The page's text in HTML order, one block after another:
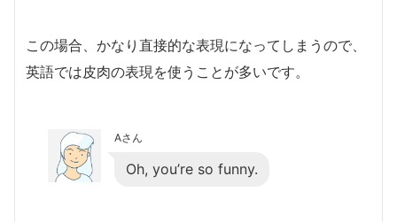
この場合、かなり直接的な表現になってしまうので、
英語では皮肉の表現を使うことが多いです。
Aさん
Oh, you’re so funny.